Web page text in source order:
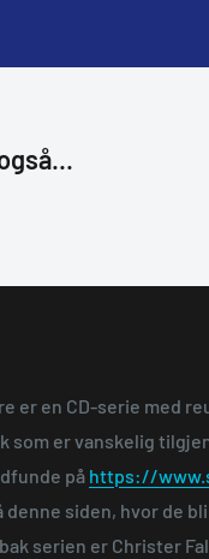
er en CD-serie med
som er vanskelig
på https://
denne siden, hvor de
serien er Christer